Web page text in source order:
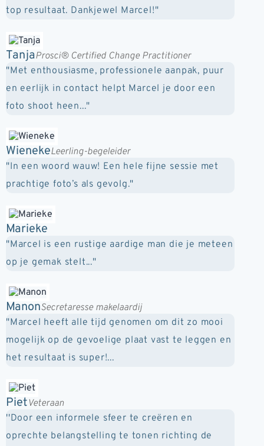
top resultaat. Dankjewel Marcel!"
TanjaProsci® Certified Change Practitioner
"Met enthousiasme, professionele aanpak, puur
en eerlijk in contact helpt Marcel je door een
foto shoot heen..."
WienekeLeerling-begeleider
"In een woord wauw! Een hele fijne sessie met
prachtige foto’s als gevolg."
Marieke
"Marcel is een rustige aardige man die je meteen
op je gemak stelt..."
ManonSecretaresse makelaardij
"Marcel heeft alle tijd genomen om dit zo mooi
mogelijk op de gevoelige plaat vast te leggen en
het resultaat is super!...
PietVeteraan
''Door een informele sfeer te creëren en
oprechte belangstelling te tonen richting de